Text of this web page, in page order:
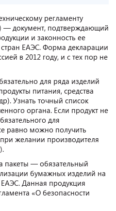
регламенту
— документ, подтверждающий
и законность ее
ЕАЭС. Форма декларации
в 2012 году, и с тех пор не
для ряда изделий
питания, средства
Узнать точный список
органа. Если продукт не
для
равно можно получить
желании производителя
пакеты — обязательный
бумажных изделий на
Данная продукция
«О безопасности